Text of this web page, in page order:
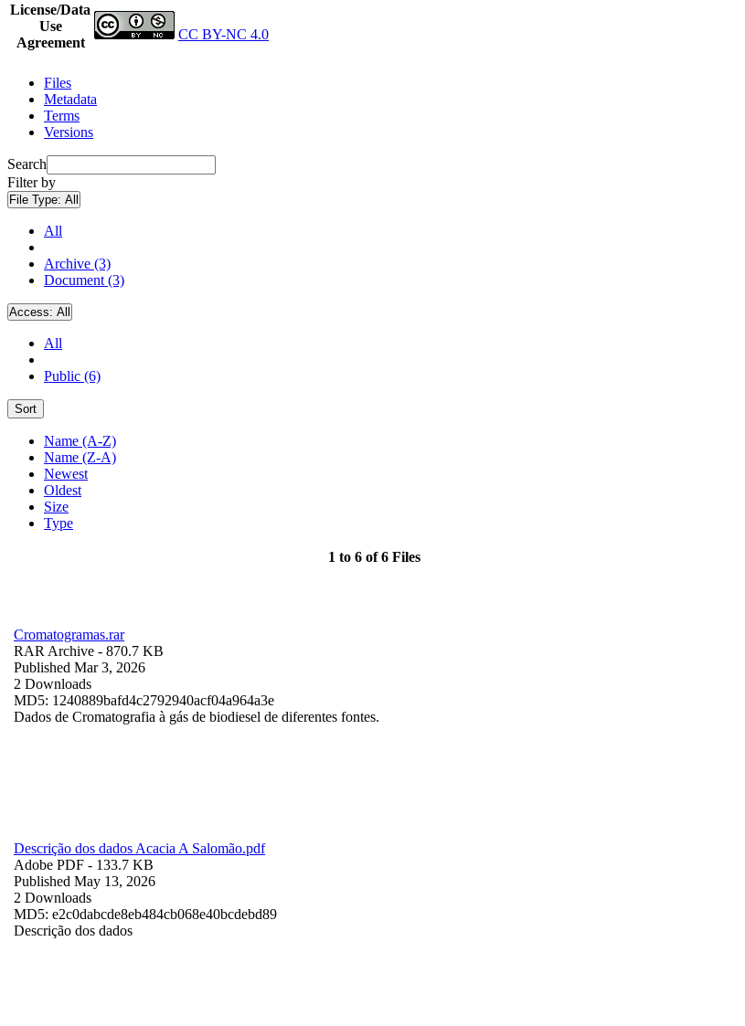
License/Data
Use
Agreement
CC BY-NC 4.0
Files
Metadata
Terms
Versions
Search
Filter by
File Type: All
All
Archive (3)
Document (3)
Access: All
All
Public (6)
Sort
Name (A-Z)
Name (Z-A)
Newest
Oldest
Size
Type
1 to 6 of 6 Files
Cromatogramas.rar
RAR Archive - 870.7 KB
Published Mar 3, 2026
2 Downloads
MD5: 1240889bafd4c2792940acf04a964a3e
Dados de Cromatografia à gás de biodiesel de diferentes fontes.
Descrição dos dados Acacia A Salomão.pdf
Adobe PDF - 133.7 KB
Published May 13, 2026
2 Downloads
MD5: e2c0dabcde8eb484cb068e40bcdebd89
Descrição dos dados